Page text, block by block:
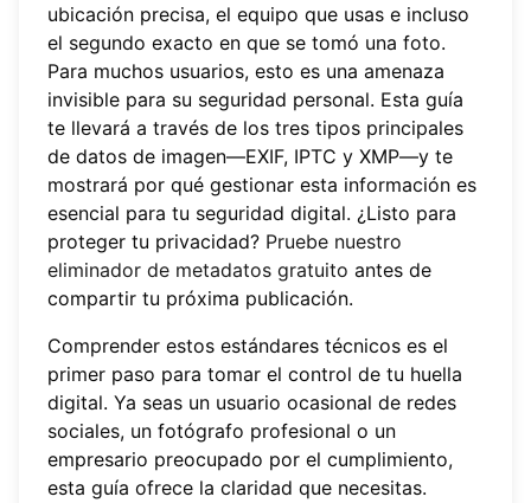
ubicación precisa, el equipo que usas e incluso
el segundo exacto en que se tomó una foto.
Para muchos usuarios, esto es una amenaza
invisible para su seguridad personal. Esta guía
te llevará a través de los tres tipos principales
de datos de imagen—EXIF, IPTC y XMP—y te
mostrará por qué gestionar esta información es
esencial para tu seguridad digital. ¿Listo para
proteger tu privacidad? Pruebe nuestro
eliminador de metadatos gratuito antes de
compartir tu próxima publicación.
Comprender estos estándares técnicos es el
primer paso para tomar el control de tu huella
digital. Ya seas un usuario ocasional de redes
sociales, un fotógrafo profesional o un
empresario preocupado por el cumplimiento,
esta guía ofrece la claridad que necesitas.